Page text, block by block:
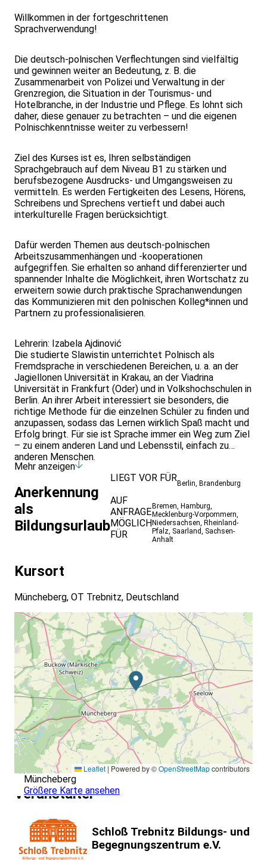
Willkommen in der fortgeschrittenen
Sprachverwendung!
Die deutsch-polnischen Verflechtungen sind vielfältig
und gewinnen weiter an Bedeutung, z. B. die
Zusammenarbeit von Polizei und Verwaltung in der
Grenzregion, die Situation in der Tourismus- und
Hotelbranche, in der Industrie und Pflege. Es lohnt sich
daher, diese genauer zu betrachten – und die eigenen
Polnischkenntnisse weiter zu verbessern!
Ziel des Kurses ist es, Ihren selbständigen
Sprachgebrauch auf dem Niveau B1 zu stärken und
berufsbezogene Ausdrucks- und Umgangsweisen zu
vermitteln. Es werden Fertigkeiten des Lesens, Hörens,
Schreibens und Sprechens vertieft und dabei auch
interkulturelle Fragen berücksichtigt.
Dafür werden Themen aus deutsch-polnischen
Arbeitszusammenhängen und -kooperationen
aufgegriffen. Sie erhalten so anhand differenzierter und
spannender Inhalte die Möglichkeit, ihren Wortschatz zu
erweitern sowie durch praktische Sprachanwendungen
das Kommunizieren mit den polnischen Kolleg*innen und
Partnern zu professionalisieren.
Lehrerin: Izabela Ajdinović
Die studierte Slawistin unterrichtet Polnisch als
Fremdsprache in verschiedenen Bereichen, u. a. an der
Jagiellonen Universität in Krakau, an der Viadrina
Universität in Frankfurt (Oder) und in Volkshochschulen in
Berlin. An ihrer Arbeit interessiert sie besonders, die
richtige Methode für die einzelnen Schüler zu finden und
anzupassen, sodass das Lernen wirklich Spaß macht und
Erfolg bringt. Für sie ist Sprache immer ein Weg zum Ziel
– zu einem anderen Land und Lebensstil, einfach zu
anderen Menschen.
Mehr anzeigen
Anerkennung
als
Bildungsurlaub
LIEGT VOR FÜRBerlin, Brandenburg
AUF
ANFRAGE
MÖGLICH
FÜR
Bremen, Hamburg,
Mecklenburg-Vorpommern,
Niedersachsen, Rheinland-
Pfalz, Saarland, Sachsen-
Anhalt
Kursort
Müncheberg, OT Trebnitz, Deutschland
Leaflet | Powered by ©OpenStreetMapcontributors
Müncheberg
Größere Karte ansehen
Veranstalter
Schloß Trebnitz Bildungs- und
Begegnungszentrum e.V.